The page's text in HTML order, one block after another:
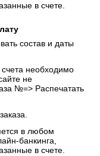
в счете.
состав и даты
необходимо
не
№=> Распечатать
в любом
банкинга,
в счете.